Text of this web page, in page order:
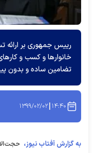
رییس جمهوری بر ارائه
خانوارها و کسب و
تضامین ساده و بدون
۱۴:۴۰ ۱۳۹۹/۰۲/۰۲
به گزارش آفتاب نیوز،